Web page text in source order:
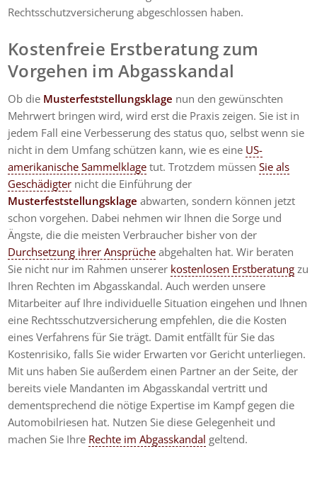
Rechtsschutzversicherung abgeschlossen haben.
Kostenfreie Erstberatung zum
Vorgehen im Abgasskandal
Ob die Musterfeststellungsklage nun den gewünschten
Mehrwert bringen wird, wird erst die Praxis zeigen. Sie ist in
jedem Fall eine Verbesserung des status quo, selbst wenn sie
nicht in dem Umfang schützen kann, wie es eine US-
amerikanische Sammelklage tut. Trotzdem müssenSie als
Geschädigter nicht die Einführung der
Musterfeststellungsklage abwarten, sondern können jetzt
schon vorgehen. Dabei nehmen wir Ihnen die Sorge und
Ängste, die die meisten Verbraucher bisher von der
Durchsetzung ihrer Ansprüche abgehalten hat. Wir beraten
Sie nicht nur im Rahmen unserer kostenlosen Erstberatung zu
Ihren Rechten im Abgasskandal. Auch werden unsere
Mitarbeiter auf Ihre individuelle Situation eingehen und Ihnen
eine Rechtsschutzversicherung empfehlen, die die Kosten
eines Verfahrens für Sie trägt. Damit entfällt für Sie das
Kostenrisiko, falls Sie wider Erwarten vor Gericht unterliegen.
Mit uns haben Sie außerdem einen Partner an der Seite, der
bereits viele Mandanten im Abgasskandal vertritt und
dementsprechend die nötige Expertise im Kampf gegen die
Automobilriesen hat. Nutzen Sie diese Gelegenheit und
machen Sie Ihre Rechte im Abgasskandal geltend.